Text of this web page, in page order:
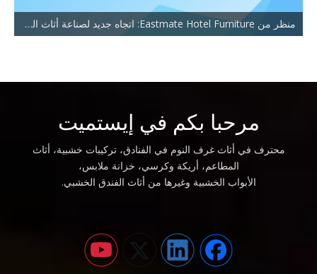
منظر من Eastmate Hotel Furniture: اتجاه جديد لصناعة أثاث الفنادق
مرحبا بكم في إيستميت
محترف في أثاث غرف النوم في الفنادق، تركيبات خشبية، أثاث
المطاعم، أريكة وكرسي، خزانة ملابس،
الأبواب الخشبية وغيرها من أثاث الفندق الخشبي.